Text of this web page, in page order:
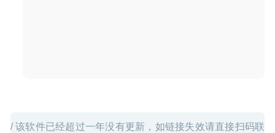
/ 该软件已经超过一年没有更新，如链接失效请直接扫码联